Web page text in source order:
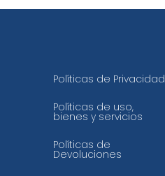
Políticas de Privacidad
Políticas de uso,
bienes y servicios
Políticas de
Devoluciones